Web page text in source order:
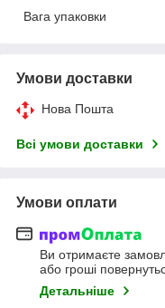
Вага упаковки
Умови доставки
Нова Пошта
Всі умови доставки
Умови оплати
Ви отримаєте
або гроші
Детальніше